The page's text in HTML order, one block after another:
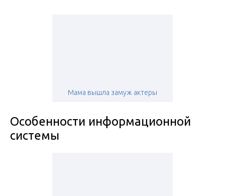
Мама вышла замуж актеры
Особенности информационной
системы